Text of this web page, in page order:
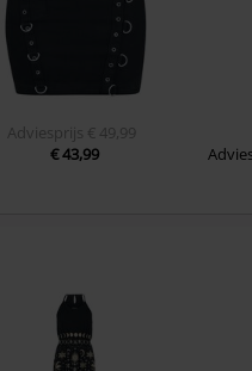
Adviesprijs
€ 49,99
€ 43,99